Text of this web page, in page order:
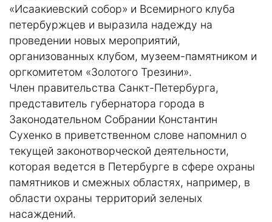
«Исаакиевский собор» и Всемирного клуба
петербуржцев и выразила надежду на
проведении новых мероприятий,
организованных клубом, музеем-памятником и
оргкомитетом «Золотого Трезини».
Член правительства Санкт-Петербурга,
представитель губернатора города в
Законодательном Собрании Константин
Сухенко в приветственном слове напомнил о
текущей законотворческой деятельности,
которая ведется в Петербурге в сфере охраны
памятников и смежных областях, например, в
области охраны территорий зеленых
насаждений.